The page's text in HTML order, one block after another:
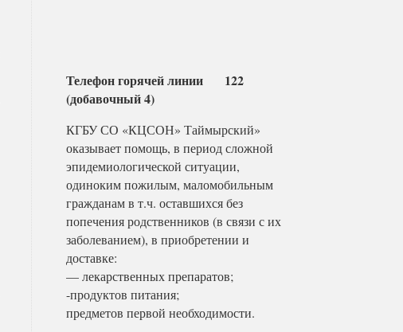
Телефон горячей линии 122
(добавочный 4)
КГБУ СО «КЦСОН» Таймырский»
оказывает помощь, в период сложной
эпидемиологической ситуации,
одиноким пожилым, маломобильным
гражданам в т.ч. оставшихся без
попечения родственников (в связи с их
заболеванием), в приобретении и
доставке:
— лекарственных препаратов;
-продуктов питания;
предметов первой необходимости.